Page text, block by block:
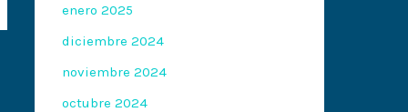
enero 2025
diciembre 2024
noviembre 2024
octubre 2024